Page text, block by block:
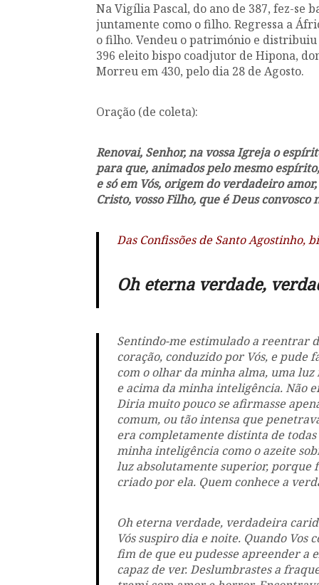
Na Vigília Pascal, do ano de 387, fez-se
juntamente como o filho. Regressa a
o filho. Vendeu o património e distribuiu
396 eleito bispo coadjutor de Hipona,
Morreu em 430, pelo dia 28 de Agosto.
Oração (de coleta):
Renovai, Senhor, na vossa Igreja o
para que, animados pelo mesmo
e só em Vós, origem do verdadeiro amor,
Cristo, vosso Filho, que é Deus
Das Confissões de Santo Agostinho,
Oh eterna verdade,
Sentindo-me estimulado a reentrar
coração, conduzido por Vós, e pude
com o olhar da minha alma, uma
e acima da minha inteligência. Não
Diria muito pouco se afirmasse
comum, ou tão intensa que
era completamente distinta de
minha inteligência como o azeite
luz absolutamente superior,
criado por ela. Quem conhece a
Oh eterna verdade, verdadeira
Vós suspiro dia e noite. Quando Vos
fim de que eu pudesse apreender a
capaz de ver. Deslumbrastes a